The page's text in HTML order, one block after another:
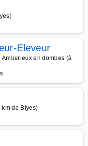
Eleveur
en dombes (à
de Blyes)